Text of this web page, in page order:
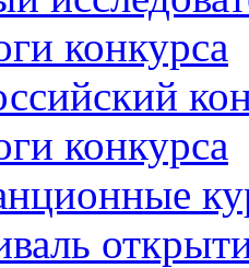
конкурса
конкурса